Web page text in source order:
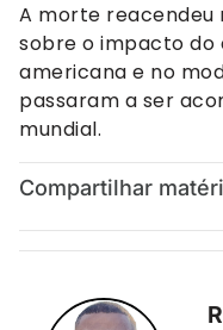
A morte reacendeu
sobre o impacto do
americana e no
passaram a ser
mundial.
Compartilhar